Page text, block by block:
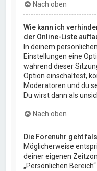
Nach oben
Wie kann ich
der Online-Liste
In deinem
Einstellungen eine
während dieser
Option einschaltest,
Moderatoren und du
Du wirst dann als
Nach oben
Die Forenuhr geht
Möglicherweise
deiner eigenen
„Persönlichen